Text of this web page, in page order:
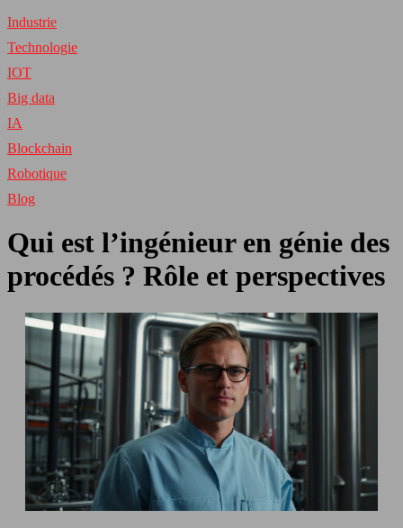
Industrie
Technologie
IOT
Big data
IA
Blockchain
Robotique
Blog
Qui est l’ingénieur en génie des
procédés ? Rôle et perspectives